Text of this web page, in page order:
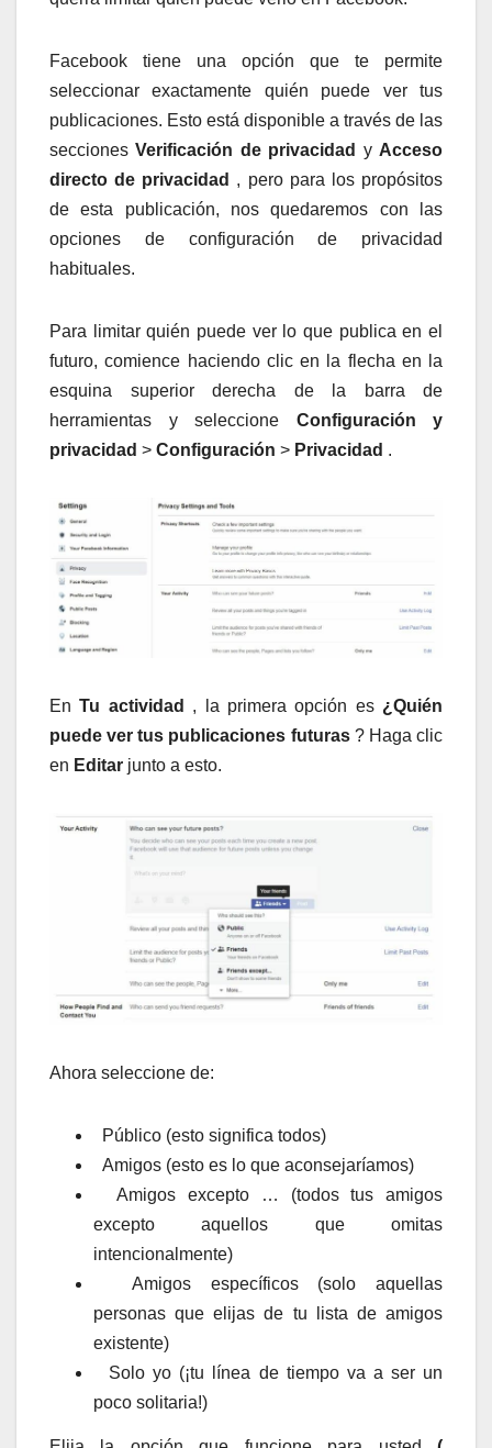
Facebook tiene una opción que te permite
seleccionar exactamente quién puede ver tus
publicaciones. Esto está disponible a través de las
seccionesVerificación de privacidad y Acceso
directo de privacidad , pero para los propósitos
de esta publicación, nos quedaremos con las
opciones de configuración de privacidad
habituales.
Para limitar quién puede ver lo que publica en el
futuro, comience haciendo clic en la flecha en la
esquina superior derecha de la barra de
herramientas y seleccione Configuración y
privacidad > Configuración > Privacidad .
EnTu actividad , la primera opción es ¿Quién
puede ver tus publicaciones futuras? Haga clic
en Editar junto a esto.
Ahora seleccione de:
Público (esto significa todos)
Amigos (esto es lo que aconsejaríamos)
Amigos excepto … (todos tus amigos
excepto aquellos que omitas
intencionalmente)
Amigos específicos (solo aquellas
personas que elijas de tu lista de amigos
existente)
Solo yo (¡tu línea de tiempo va a ser un
poco solitaria!)